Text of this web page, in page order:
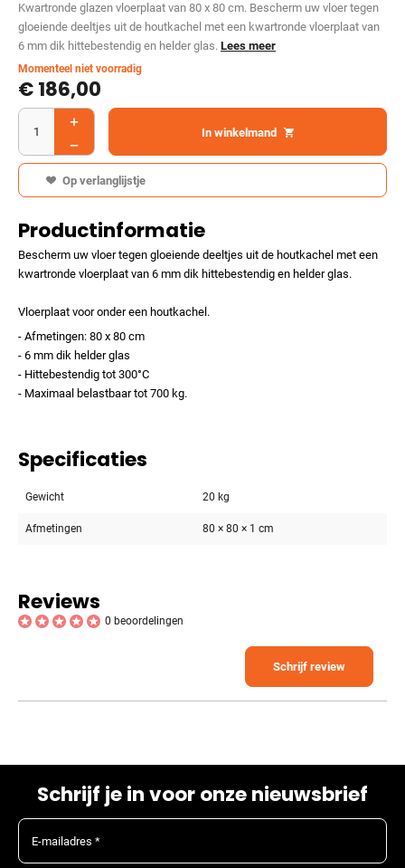
Kwartronde glazen vloerplaat van 80 x 80 cm. Bescherm uw vloer tegen
gloeiende deeltjes uit de houtkachel met een kwartronde vloerplaat van
6 mm dik hittebestendig en helder glas. Lees meer
Momenteel niet voorradig
€186,00
In winkelmand
Op verlanglijstje
Productinformatie
Bescherm uw vloer tegen gloeiende deeltjes uit de houtkachel met een
kwartronde vloerplaat van 6 mm dik hittebestendig en helder glas.
Vloerplaat voor onder een houtkachel.
- Afmetingen: 80 x 80 cm
- 6 mm dik helder glas
- Hittebestendig tot 300°C
- Maximaal belastbaar tot 700 kg.
Specificaties
Gewicht 20 kg
Afmetingen 80 × 80 × 1 cm
Reviews
0 beoordelingen
Schrijf review
Schrijf je in voor onze nieuwsbrief
E-mailadres *